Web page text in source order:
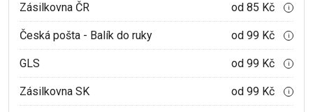
Zásilkovna ČR od 85 Kč i
Česká pošta - Balík do ruky od 99 Kč i
GLS od 99 Kč i
Zásilkovna SK od 99 Kč i